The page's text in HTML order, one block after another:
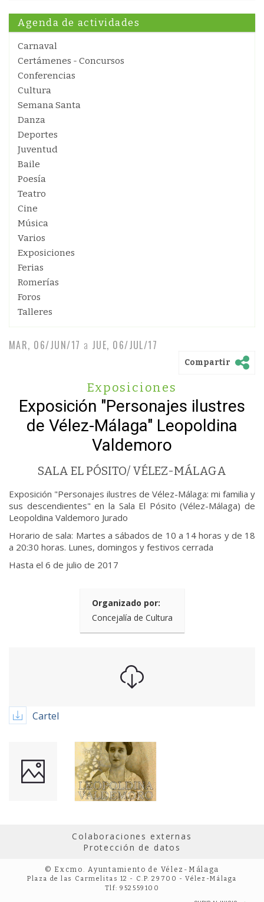
Agenda de actividades
Carnaval
Certámenes - Concursos
Conferencias
Cultura
Semana Santa
Danza
Deportes
Juventud
Baile
Poesía
Teatro
Cine
Música
Varios
Exposiciones
Ferias
Romerías
Foros
Talleres
MAR, 06/JUN/17 a JUE, 06/JUL/17
Compartir
Exposiciones
Exposición "Personajes ilustres
de Vélez-Málaga" Leopoldina
Valdemoro
SALA EL PÓSITO/ VÉLEZ-MÁLAGA
Exposición "Personajes ilustres de Vélez-Málaga: mi familia y
sus descendientes" en la Sala El Pósito (Vélez-Málaga) de
Leopoldina Valdemoro Jurado
Horario de sala: Martes a sábados de 10 a 14 horas y de 18
a 20:30 horas. Lunes, domingos y festivos cerrada
Hasta el 6 de julio de 2017
Organizado por:
Concejalía de Cultura
Cartel
Colaboraciones externas
Protección de datos
© Excmo. Ayuntamiento de Vélez-Málaga
Plaza de las Carmelitas 12 - C.P. 29700 - Vélez-Málaga
Tlf: 952559100